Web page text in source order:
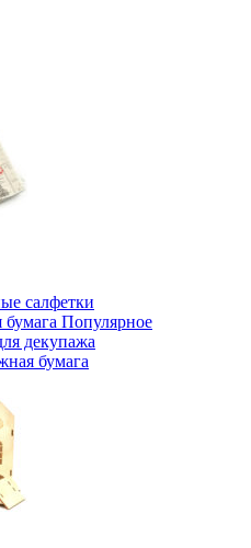
салфетки
бумага Популярное
декупажа
бумага